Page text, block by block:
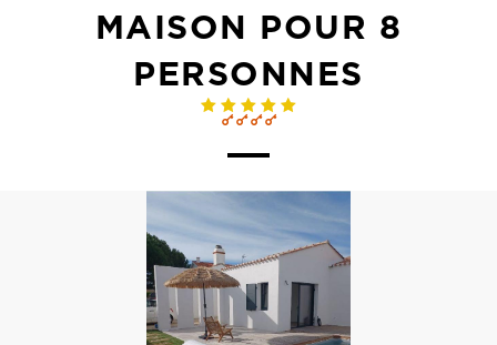
MAISON POUR 8
PERSONNES